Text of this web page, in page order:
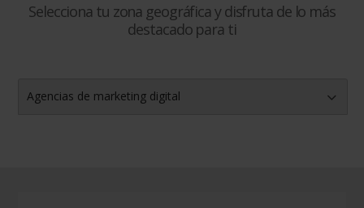
Selecciona tu zona geográfica y disfruta de lo más
destacado para ti
Agencias de marketing digital